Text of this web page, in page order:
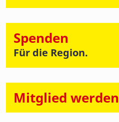
Spenden
Für die Region.
Mitglied werden